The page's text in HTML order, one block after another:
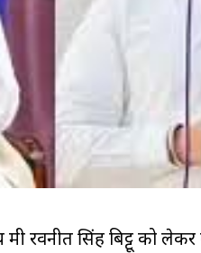
रवनीत सिंह बिट्टू को